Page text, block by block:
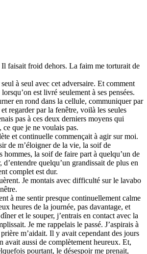
Edward
Jean-Yves
Agnès
Antoine
Marie
d’
faisait froid dehors. La faim me torturait de
à seul avec cet adversaire. Et comment
est livré seulement à ses pensées.
en rond dans la cellule, communiquer par
regarder par la fenêtre, voilà les seules
pas à ces deux derniers moyens qui
ce que je ne voulais pas.
et continuelle commençait à agir sur moi.
de m’éloigner de la vie, la soif de
hommes, la soif de faire part à quelqu’un de
d’entendre quelqu’un grandissait de plus en
complet est dur.
Je montais avec difficulté sur le lavabo
à me sentir presque continuellement calme
heures de la journée, pas davantage, et
et le souper, j’entrais en contact avec la
Je me rappelais le passé. J’aspirais à
m’aidait. Il y avait cependant des jours
avait aussi de complètement heureux. Et,
pourtant, le désespoir me prenait,